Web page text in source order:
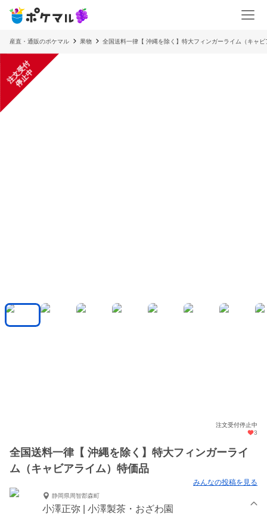
産直・通販のポケマル 果物 全国送料一律【 沖縄を除く】特大フィンガーライム（キャ
注
文
受
付
停
止
中
注文受付停止中
3
全国送料一律【 沖縄を除く】特大フィンガーライ
ム（キャビアライム）特価品
みんなの投稿を見る
静岡県周智郡森町
小澤正弥 | 小澤製茶・おざわ園